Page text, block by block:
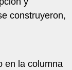
construyeron,
en la columna